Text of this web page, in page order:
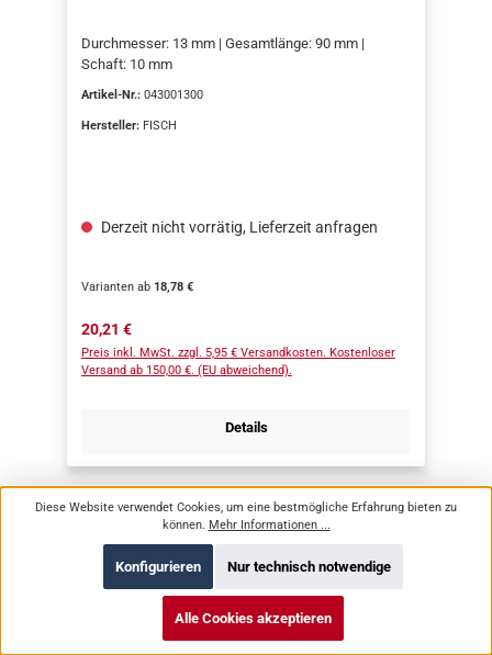
Durchmesser: 13 mm | Gesamtlänge: 90 mm |
Schaft: 10 mm
Artikel-Nr.: 043001300
Hersteller: FISCH
Derzeit nicht vorrätig, Lieferzeit anfragen
Varianten ab18,78 €
Regulärer Preis:
20,21 €
Preis inkl. MwSt. zzgl. 5,95 € Versandkosten. Kostenloser
Versand ab 150,00 €. (EU abweichend).
Details
Diese Website verwendet Cookies, um eine bestmögliche Erfahrung bieten zu
können. Mehr Informationen ...
Nur technisch notwendige
Konfigurieren
Alle Cookies akzeptieren